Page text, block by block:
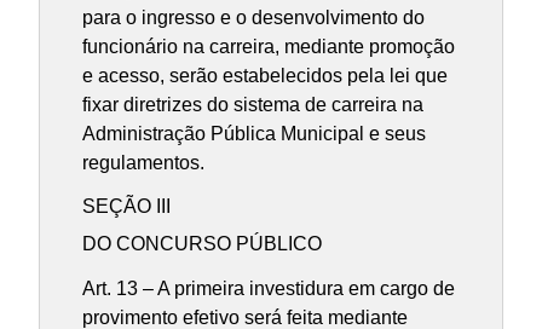
para o ingresso e o desenvolvimento do
funcionário na carreira, mediante promoção
e acesso, serão estabelecidos pela lei que
fixar diretrizes do sistema de carreira na
Administração Pública Municipal e seus
regulamentos.
SEÇÃO III
DO CONCURSO PÚBLICO
Art. 13 – A primeira investidura em cargo de
provimento efetivo será feita mediante